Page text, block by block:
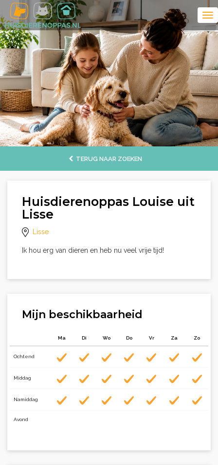
TERUG NAAR ZOEKEN
Huisdierenoppas Louise uit
Lisse
Lisse
Ik hou erg van dieren en heb nu veel vrije tijd!
Mijn beschikbaarheid
Ma Di Wo Do Vr Za Zo
Ochtend
Middag
Namiddag
Avond